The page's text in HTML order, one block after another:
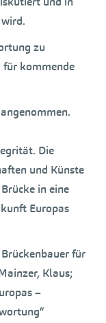
zu
für kommende
Die
und Künste
in eine
Europas
für
Klaus;
–